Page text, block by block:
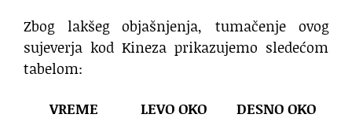
Zbog lakšeg objašnjenja, tumačenje ovog
sujeverja kod Kineza prikazujemo sledećom
tabelom:
VREME
LEVO OKO DESNO OKO